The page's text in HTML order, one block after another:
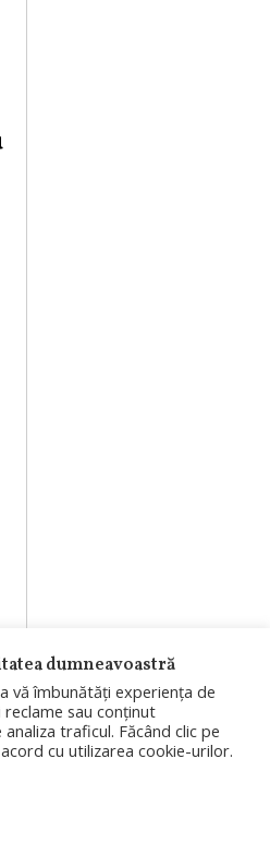
dumneavoastră
vă îmbunătăți experiența de
sau conținut
traficul. Făcând clic pe
cu utilizarea cookie-urilor.